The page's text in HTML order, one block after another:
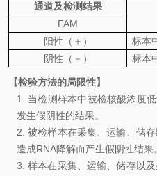
通道及检测结果
FAM
阳性（＋）
标本
阴性（－）
标本
【检验方法的局限性】
1. 当检测样本中被检核酸浓度
发生假阴性的结果。
2.被检样本在采集、运输、储
造成RNA降解而产生假阴性结果。
3.样本在采集、运输、储存以